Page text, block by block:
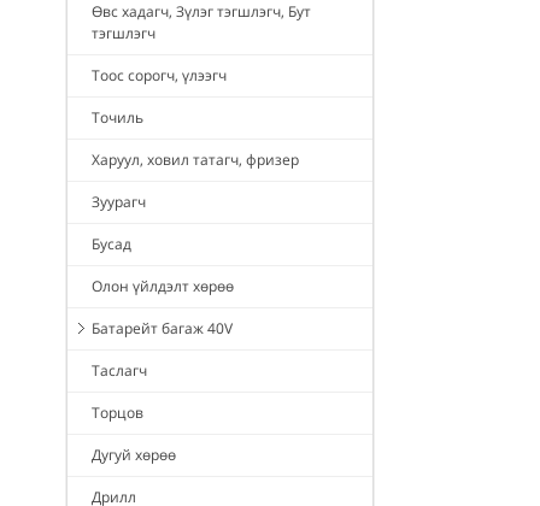
Өвс хадагч, Зүлэг тэгшлэгч, Бут
тэгшлэгч
Тоос сорогч, үлээгч
Точиль
Харуул, ховил татагч, фризер
Зуурагч
Бусад
Олон үйлдэлт хөрөө
Батарейт багаж 40V
Таслагч
Торцов
Дугуй хөрөө
Дрилл